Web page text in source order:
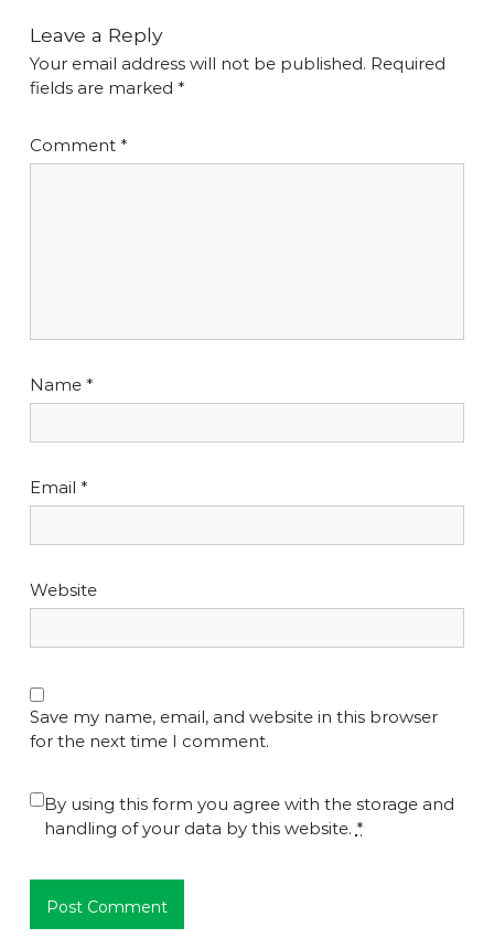
Leave a Reply
Your email address will not be published. Required
fields are marked *
Comment *
Name *
Email *
Website
Save my name, email, and website in this browser
for the next time I comment.
By using this form you agree with the storage and
handling of your data by this website. *